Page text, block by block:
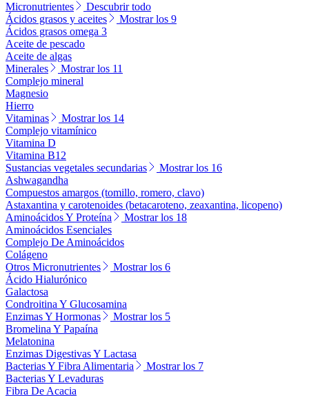
Micronutrientes
Descubrir todo
Ácidos grasos y aceites
Mostrar los 9
Ácidos grasos omega 3
Aceite de pescado
Aceite de algas
Minerales
Mostrar los 11
Complejo mineral
Magnesio
Hierro
Vitaminas
Mostrar los 14
Complejo vitamínico
Vitamina D
Vitamina B12
Sustancias vegetales secundarias
Mostrar los 16
Ashwagandha
Compuestos amargos (tomillo, romero, clavo)
Astaxantina y carotenoides (betacaroteno, zeaxantina, licopeno)
Aminoácidos Y Proteína
Mostrar los 18
Aminoácidos Esenciales
Complejo De Aminoácidos
Colágeno
Otros Micronutrientes
Mostrar los 6
Ácido Hialurónico
Galactosa
Condroitina Y Glucosamina
Enzimas Y Hormonas
Mostrar los 5
Bromelina Y Papaína
Melatonina
Enzimas Digestivas Y Lactasa
Bacterias Y Fibra Alimentaria
Mostrar los 7
Bacterias Y Levaduras
Fibra De Acacia